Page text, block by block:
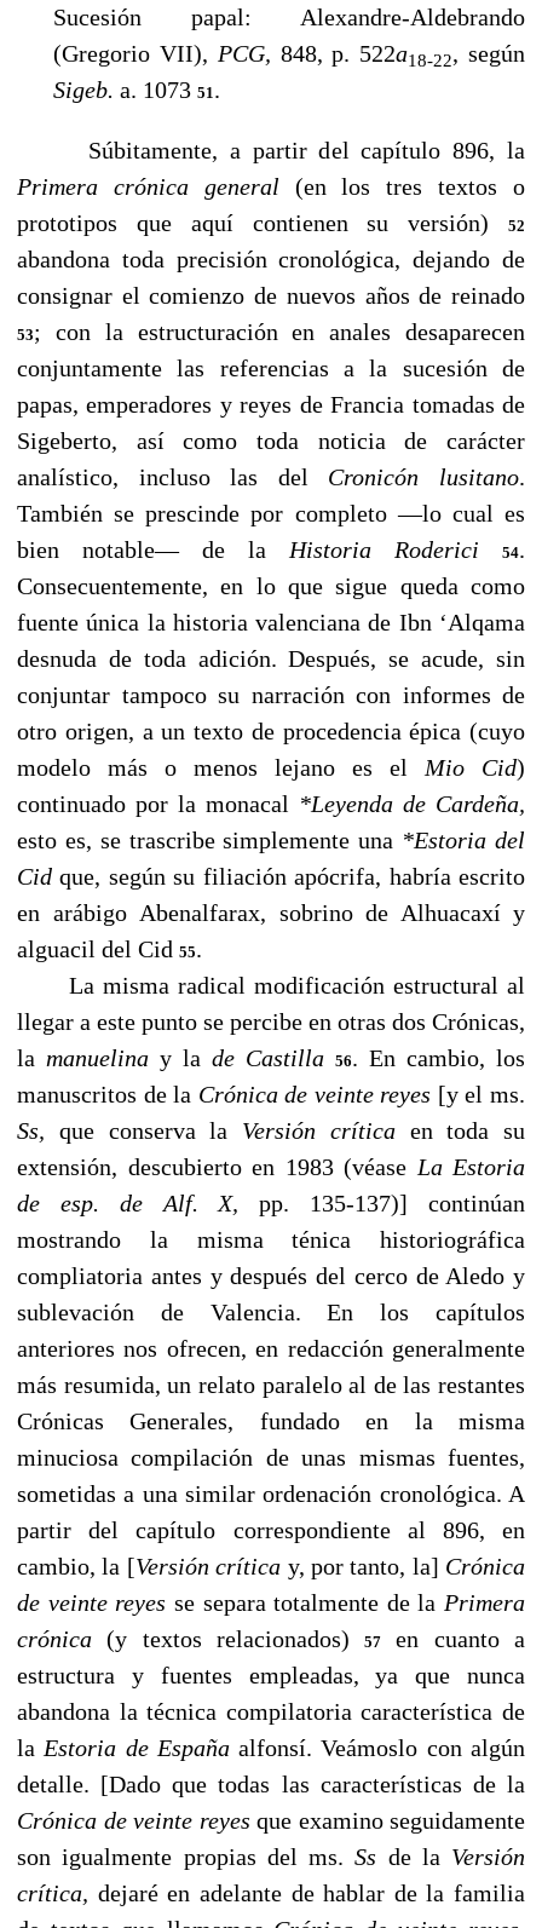
Sucesión papal: Alexandre-Aldebrando
(Gregorio VII), PCG, 848, p. 522a18-22, según
Sigeb. a. 1073 51 .
Súbitamente, a partir del capítulo 896, la
Primera crónica general (en los tres textos o
prototipos que aquí contienen su
versión)52
abandona toda precisión cronológica, dejando de
consignar el comienzo de nuevos años de reinado
53; con la estructuración en anales desaparecen
conjuntamente las referencias a la sucesión de
papas, emperadores y reyes de Francia tomadas de
Sigeberto, así como toda noticia de carácter
analístico, incluso las del Cronicón lusitano.
También se prescinde por completo —lo cual es
bien notable— de la Historia Roderici 54.
Consecuentemente, en lo que sigue queda como
fuente única la historia valenciana de Ibn ‘Alqama
desnuda de toda adición. Después, se acude, sin
conjuntar tampoco su narración con informes de
otro origen, a un texto de procedencia épica (cuyo
modelo más o menos lejano es el Mio Cid)
continuado por la monacal *Leyenda de Cardeña,
esto es, se trascribe simplemente una *Estoria del
Cidque, según su filiación apócrifa, habría escrito
en arábigo Abenalfarax, sobrino de Alhuacaxí y
alguacil del Cid 55.
La misma radical modificación estructural al
llegar a este punto se percibe en otras dos Crónicas,
la manuelina y la de Castilla 56. En cambio, los
manuscritos de la Crónica de veinte reyes [y el ms.
Ss, que conserva la Versión crítica en toda su
extensión, descubierto en 1983 (véase La Estoria
de esp. de Alf. X,pp. 135-137)] continúan
mostrando la misma ténica historiográfica
compliatoria antes y después del cerco de Aledo y
sublevación de Valencia. En los capítulos
anteriores nos ofrecen, en redacción generalmente
más resumida, un relato paralelo al de las restantes
Crónicas Generales, fundado en la misma
minuciosa compilación de unas mismas fuentes,
sometidas a una similar ordenación cronológica. A
partir del capítulo correspondiente al 896, en
cambio, la [Versión crítica y, por tanto, la] Crónica
de veinte reyes se separa totalmente de la Primera
crónica(y textos relacionados)57
en cuanto a
estructura y fuentes empleadas, ya que nunca
abandona la técnica compilatoria característica de
la Estoria de Españaalfonsí. Veámoslo con algún
detalle. [Dado que todas las características de la
Crónica de veinte reyes que examino seguidamente
son igualmente propias del ms.Ss de la Versión
crítica, dejaré en adelante de hablar de la familia